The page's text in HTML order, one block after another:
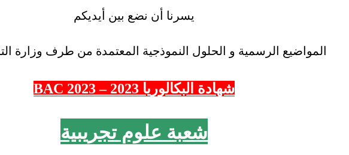
يسرنا أن نضع بين أيديكم
المواضيع الرسمية و الحلول النموذجية المعتمدة من طرف وزارة
شهادة البكالوريا 2023 – 2023 BAC
شعبة علوم تجريبية